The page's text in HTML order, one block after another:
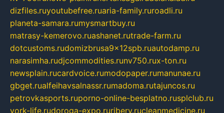
dizfiles.ruyoutubefree.ruaria-family.ruroadli.ru
planeta-samara.rumysmartbuy.ru
matrasy-kemerovo.ruashanet.rutrade-farm.ru
dotcustoms.rudomizbrusa9x12spb.ruautodamp.ru
narasimha.rudjcommodities.runv750.rux-ton.ru
newsplain.rucardvoice.rumodopaper.rumanunae.ru
gbget.rualfeihavsalnassr.rumadoma.rutajuncos.ru
petrovkasports.ruporno-online-besplatno.rusplclub.ru
york-life.rudoroga-expo.ruribery.rucleanmedicine.ru